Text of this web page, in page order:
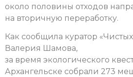
около половины отходов
на вторичную переработку.
Как сообщила куратор
Валерия Шамова,
за время экологического
Архангельске собрали 273